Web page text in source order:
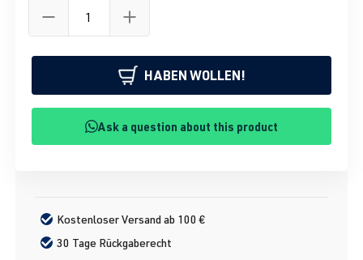
HABEN WOLLEN!
Ask a question about this product
Kostenloser Versand ab 100 €
30 Tage Rückgaberecht